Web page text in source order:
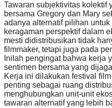
Tawaran subjektivitas kolektif
bersama Gregory dan Mary
adanya alternatif pilihan
keragaman perspektif dalam
mesti didistribusikan tidak
filmmaker, tetapi juga pada
Inilah pengingat bahwa kerja
sentimen bersama yang
Kerja ini dilakukan festival
penting sebagai ruang
menghubungkan unit-unit
tawaran alternatif yang lebih